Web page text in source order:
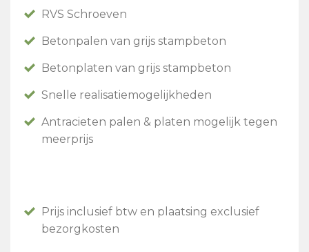
RVS Schroeven
Betonpalen van grijs stampbeton
Betonplaten van grijs stampbeton
Snelle realisatiemogelijkheden
Antracieten palen & platen mogelijk tegen
meerprijs
Prijs inclusief btw en plaatsing exclusief
bezorgkosten